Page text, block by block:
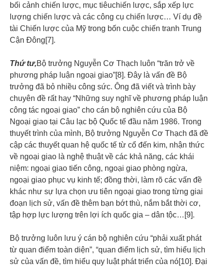
bối cảnh chiến lược, mục tiêuchiến lược, sắp xếp lực
lượng chiến lược và các công cụ chiến lược… Ví dụ đề
tài Chiến lược của Mỹ trong bốn cuộc chiến tranh Trung
Cận Đông[7].
Thứ tư,Bộ trưởng Nguyễn Cơ Thạch luôn “trăn trở về
phương pháp luận ngoại giao”[8]. Đây là vấn đề Bộ
trưởng đã bỏ nhiều công sức. Ông đã viết và trình bày
chuyên đề rất hay “Những suy nghĩ về phương pháp luận
công tác ngoại giao” cho cán bộ nghiên cứu của Bộ
Ngoại giao tại Câu lạc bộ Quốc tế đầu năm 1986. Trong
thuyết trình của mình, Bộ trưởng Nguyễn Cơ Thạch đã đề
cập các thuyết quan hệ quốc tế từ cổ đến kim, nhận thức
về ngoại giao là nghệ thuật về các khả năng, các khái
niệm: ngoại giao tiến công, ngoại giao phòng ngừa,
ngoại giao phục vụ kinh tế; đồng thời, làm rõ các vấn đề
khác như sự lựa chọn ưu tiên ngoại giao trong từng giai
đoạn lịch sử, vấn đề thêm bạn bớt thù, nắm bắt thời cơ,
tập hợp lực lượng trên lợi ích quốc gia – dân tộc…[9].
Bộ trưởng luôn lưu ý cán bộ nghiên cứu “phải xuất phát
từ quan điểm toàn diện”, “quan điểm lịch sử, tìm hiểu lịch
sử của vấn đề, tìm hiểu quy luật phát triển của nó[10]. Đại